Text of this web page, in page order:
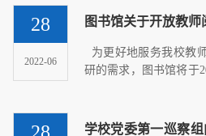
图书馆关于开放教师
为更好地服务我校教
研的需求，图书馆将于
28
2022-06
学校党委第一巡察